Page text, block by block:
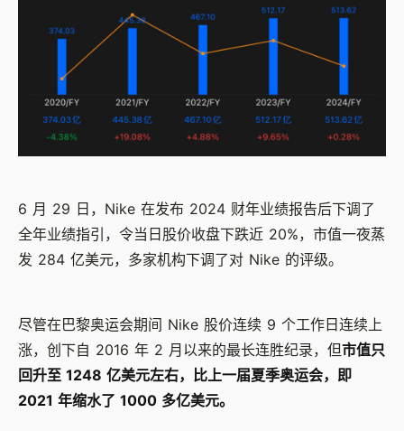
6 月 29 日，Nike 在发布 2024 财年业绩报告后下调了
全年业绩指引，令当日股价收盘下跌近 20%，市值一夜蒸
发 284 亿美元，多家机构下调了对 Nike 的评级。
尽管在巴黎奥运会期间 Nike 股价连续 9 个工作日连续上
涨，创下自 2016 年 2 月以来的最长连胜纪录，但市值只
回升至 1248 亿美元左右，比上一届夏季奥运会，即
2021 年缩水了 1000 多亿美元。